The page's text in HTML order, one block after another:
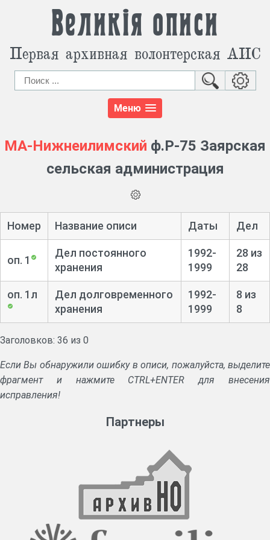
Великія описи
Первая архивная волонтерская АИС
Меню
МА-Нижнеилимский ф.Р-75 Заярская
сельская администрация
Номер Название описи Даты Дел
оп. 1
Дел постоянного
хранения
1992-
1999
28 из
28
оп. 1л
Дел долговременного
хранения
1992-
1999
8 из
8
Заголовков: 36 из 0
Если Вы обнаружили ошибку в описи, пожалуйста, выделите
фрагмент и нажмите CTRL+ENTER для внесения
исправления!
Партнеры